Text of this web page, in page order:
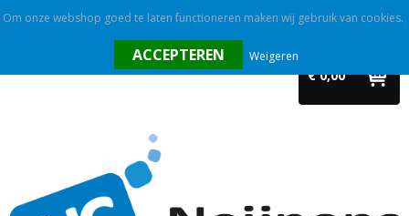
€ 0,00
Promotietextiel
Om onze webshop goed te laten functioneren maken wij gebruik van cookies.
Weigeren